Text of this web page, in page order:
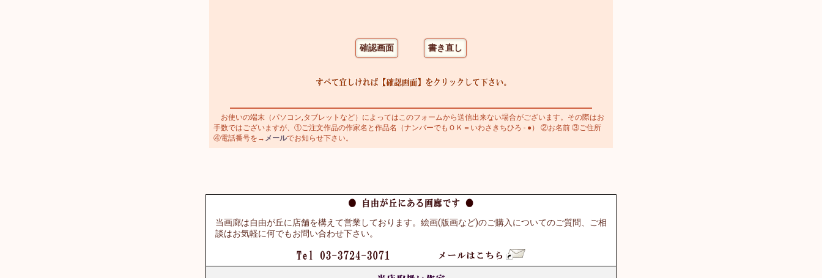
お使いの端末（パソコン,タブレットなど）によってはこのフォームから送信出来ない場合がございます。その際はお
手数ではございますが、①ご注文作品の作家名と作品名（ナンバーでもＯＫ＝いわさきちひろ - ●） ②お名前 ③ご住所
④電話番号を→ メールでお知らせ下さい。
当画廊は自由が丘に店舗を構えて営業しております。絵画(版画など)のご購入についてのご質問、ご相
談はお気軽に何でもお問い合わせ下さい。